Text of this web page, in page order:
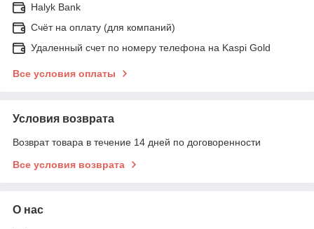
Halyk Bank
Счёт на оплату (для компаний)
Удаленный счет по номеру телефона на Kaspi Gold
Все условия оплаты
Условия возврата
Возврат товара в течение 14 дней по договоренности
Все условия возврата
О нас